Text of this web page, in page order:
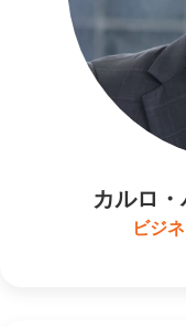
カルロ
ビジ